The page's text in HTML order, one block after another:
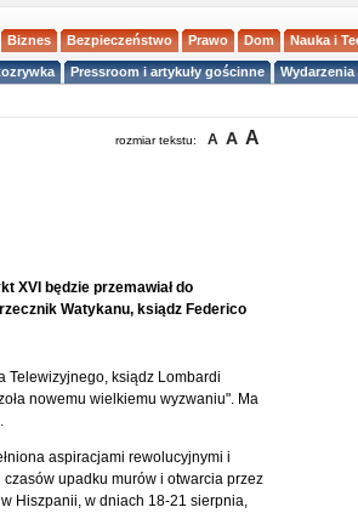
Biznes Bezpieczeństwo Prawo Dom Nauka i
Pressroom i artykuły gościnne
rozmiar tekstu: A A A
XVI będzie przemawiał do
Watykanu, ksiądz Federico
Telewizyjnego, ksiądz Lombardi
nowemu wielkiemu wyzwaniu". Ma
aspiracjami rewolucyjnymi i
upadku murów i otwarcia przez
Hiszpanii, w dniach 18-21 sierpnia,